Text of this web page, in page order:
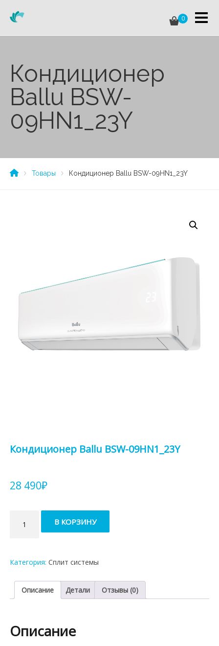
0
Кондиционер
Ballu BSW-
09HN1_23Y
Товары Кондиционер Ballu BSW-09HN1_23Y
Кондиционер Ballu BSW-09HN1_23Y
28 490₽
товара
Кондиционер
09HN1_23Y
В КОРЗИНУ
Категория: Сплит системы
Описание Детали Отзывы (0)
Описание